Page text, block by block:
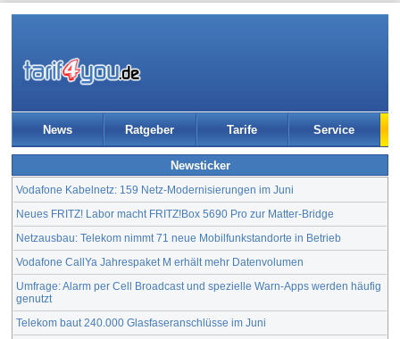
News Ratgeber Tarife Service
Newsticker
Vodafone Kabelnetz: 159 Netz-Modernisierungen im Juni
Neues FRITZ! Labor macht FRITZ!Box 5690 Pro zur Matter-Bridge
Netzausbau: Telekom nimmt 71 neue Mobilfunkstandorte in Betrieb
Vodafone CallYa Jahrespaket M erhält mehr Datenvolumen
Umfrage: Alarm per Cell Broadcast und spezielle Warn-Apps werden häufig
genutzt
Telekom baut 240.000 Glasfaseranschlüsse im Juni